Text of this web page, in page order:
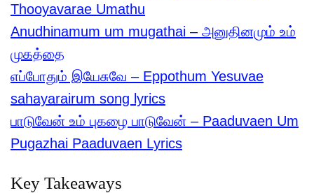
Thooyavarae Umathu
Anudhinamum um mugathai – அனுதினமும் உம்
முகத்தை
எப்போதும் இயேசுவே – Eppothum Yesuvae
sahayarairum song lyrics
பாடுவேன் உம் புகழை பாடுவேன் – Paaduvaen Um
Pugazhai Paaduvaen Lyrics
Key Takeaways